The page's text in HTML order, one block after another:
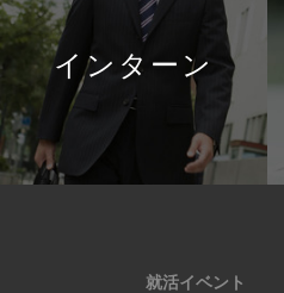
インターン
就活イベント